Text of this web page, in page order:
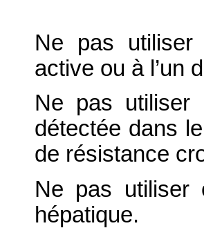
Ne pas utiliser
active ou à l’un
Ne pas utiliser
détectée dans
de résistance
Ne pas utiliser
hépatique.